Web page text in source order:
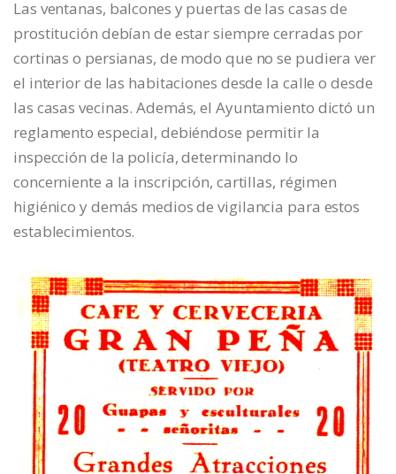
Las ventanas, balcones y puertas de las casas de
prostitución debían de estar siempre cerradas por
cortinas o persianas, de modo que no se pudiera ver
el interior de las habitaciones desde la calle o desde
las casas vecinas. Además, el Ayuntamiento dictó un
reglamento especial, debiéndose permitir la
inspección de la policía, determinando lo
concerniente a la inscripción, cartillas, régimen
higiénico y demás medios de vigilancia para estos
establecimientos.